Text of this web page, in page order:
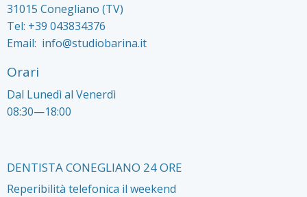
31015 Conegliano (TV)
Tel: +39 043834376
Email: info@studiobarina.it
Orari
Dal Lunedì al Venerdì
08:30—18:00
DENTISTA CONEGLIANO 24 ORE
Reperibilità telefonica il weekend